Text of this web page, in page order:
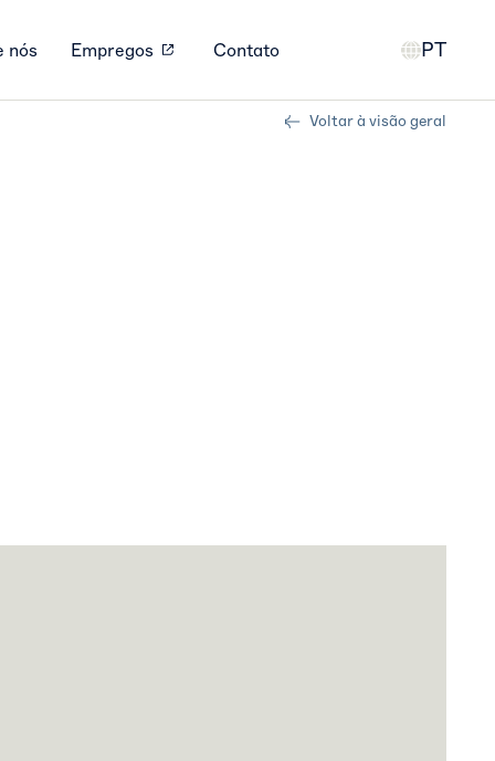
nós Empregos Contato PT
Voltar à visão geral